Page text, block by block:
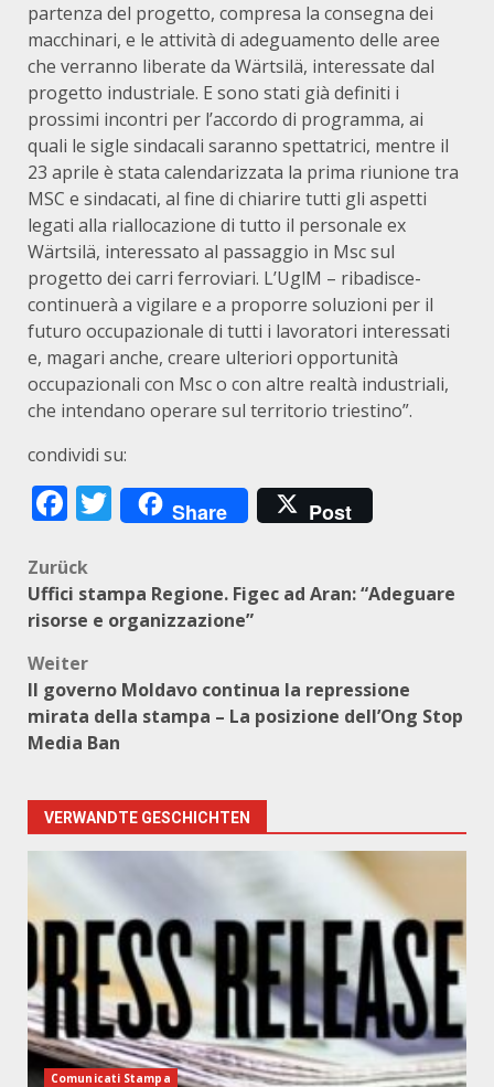
partenza del progetto, compresa la consegna dei
macchinari, e le attività di adeguamento delle aree
che verranno liberate da Wärtsilä, interessate dal
progetto industriale. E sono stati già definiti i
prossimi incontri per l’accordo di programma, ai
quali le sigle sindacali saranno spettatrici, mentre il
23 aprile è stata calendarizzata la prima riunione tra
MSC e sindacati, al fine di chiarire tutti gli aspetti
legati alla riallocazione di tutto il personale ex
Wärtsilä, interessato al passaggio in Msc sul
progetto dei carri ferroviari. L’UglM – ribadisce-
continuerà a vigilare e a proporre soluzioni per il
futuro occupazionale di tutti i lavoratori interessati
e, magari anche, creare ulteriori opportunità
occupazionali con Msc o con altre realtà industriali,
che intendano operare sul territorio triestino”.
condividi su:
Facebook
Twitter
Share Post
Beitragsnavigation
Zurück
Uffici stampa Regione. Figec ad Aran: “Adeguare
risorse e organizzazione”
Weiter
Il governo Moldavo continua la repressione
mirata della stampa – La posizione dell’Ong Stop
Media Ban
VERWANDTE GESCHICHTEN
Comunicati Stampa